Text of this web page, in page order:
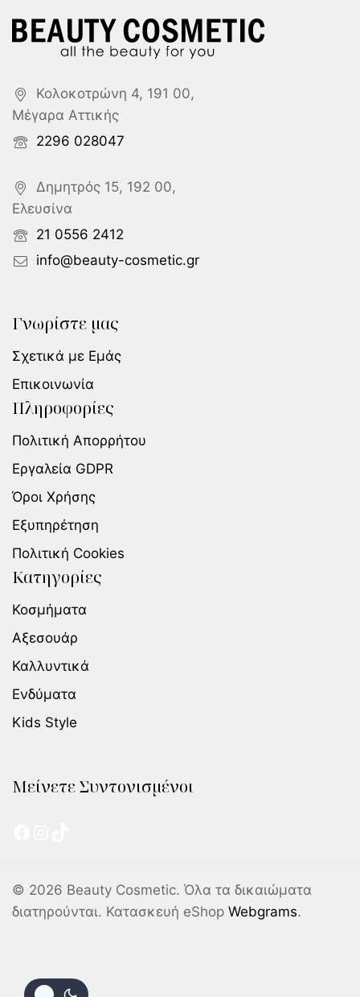
Κολοκοτρώνη 4, 191 00,
Μέγαρα Αττικής
2296 028047
Δημητρός 15, 192 00,
Ελευσίνα
21 0556 2412
info@beauty-cosmetic.gr
Γνωρίστε μας
Σχετικά με Εμάς
Επικοινωνία
Πληροφορίες
Πολιτική Απορρήτου
Εργαλεία GDPR
Όροι Χρήσης
Εξυπηρέτηση
Πολιτική Cookies
Κατηγορίες
Κοσμήματα
Αξεσουάρ
Καλλυντικά
Ενδύματα
Kids Style
Μείνετε Συντονισμένοι
© 2026 Beauty Cosmetic. Όλα τα δικαιώματα
διατηρούνται. Κατασκευή eShop Webgrams.